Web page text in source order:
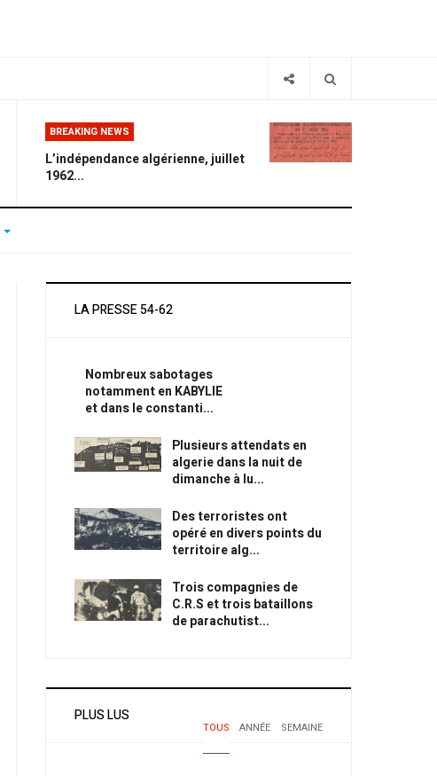
BREAKING NEWS
L’indépendance algérienne, juillet
1962...
LA PRESSE 54-62
Nombreux sabotages
notamment en KABYLIE
et dans le constanti...
Plusieurs attendats en
algerie dans la nuit de
dimanche à lu...
Des terroristes ont
opéré en divers points du
territoire alg...
Trois compagnies de
C.R.S et trois bataillons
de parachutist...
PLUS LUS
TOUS ANNÉE SEMAINE